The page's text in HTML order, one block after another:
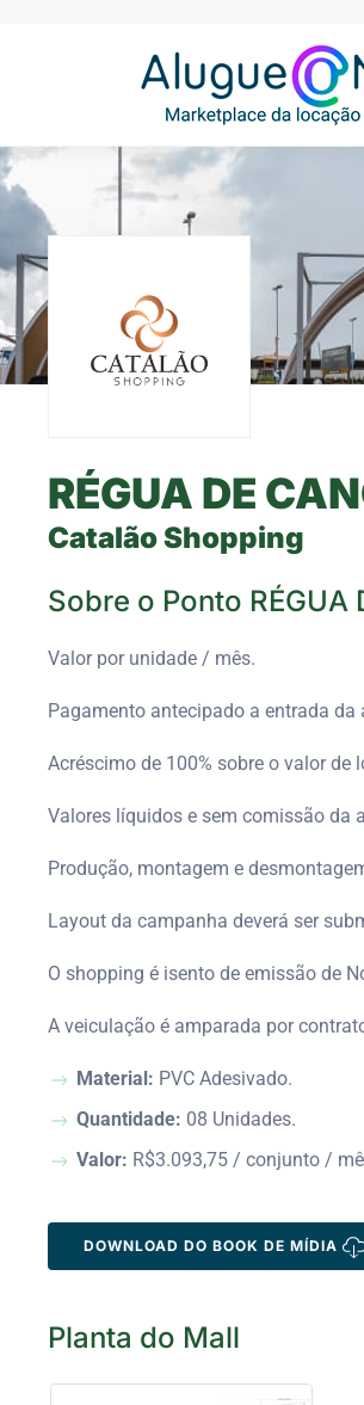
RÉGUA DE
Catalão Shopping
Sobre o Ponto RÉGUA
Valor por unidade / mês.
Pagamento antecipado a entrada da
Acréscimo de 100% sobre o valor de
Valores líquidos e sem comissão da
Produção, montagem e
Layout da campanha deverá ser
O shopping é isento de emissão de
A veiculação é amparada por
Material: PVC Adesivado.
Quantidade: 08 Unidades.
Valor: R$3.093,75 / conjunto /
DOWNLOAD DO BOOK DE MÍDIA
Planta do Mall